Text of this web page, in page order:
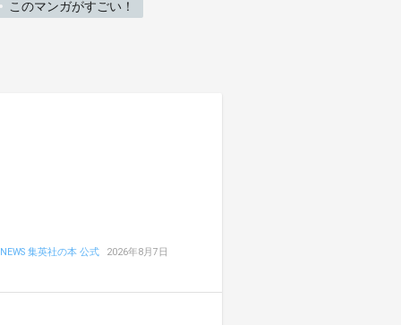
このマンガがすごい！
NEWS 集英社の本 公式 2026年8月7日